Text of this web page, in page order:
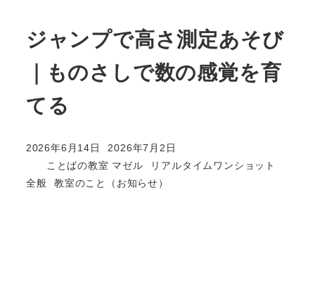
ジャンプで高さ測定あそび
｜ものさしで数の感覚を育
てる
投稿日
2026年6月14日
更新日
2026年7月2日
者
ことばの教室 マゼル カテゴリー
リアルタイムワンショット
カテゴリー
全般 カテゴリー
教室のこと（お知らせ）